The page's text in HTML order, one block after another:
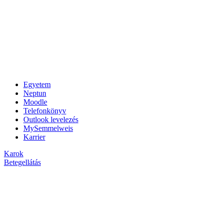
Egyetem
Neptun
Moodle
Telefonkönyv
Outlook levelezés
MySemmelweis
Karrier
Karok
Betegellátás